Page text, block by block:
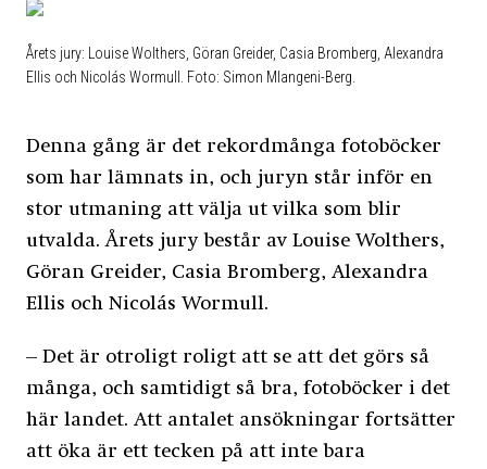
Årets jury: Louise Wolthers, Göran Greider, Casia Bromberg, Alexandra
Ellis och Nicolás Wormull. Foto: Simon Mlangeni-Berg.
Denna gång är det rekordmånga fotoböcker
som har lämnats in, och juryn står inför en
stor utmaning att välja ut vilka som blir
utvalda. Årets jury består av Louise Wolthers,
Göran Greider, Casia Bromberg, Alexandra
Ellis och Nicolás Wormull.
– Det är otroligt roligt att se att det görs så
många, och samtidigt så bra, fotoböcker i det
här landet. Att antalet ansökningar fortsätter
att öka är ett tecken på att inte bara